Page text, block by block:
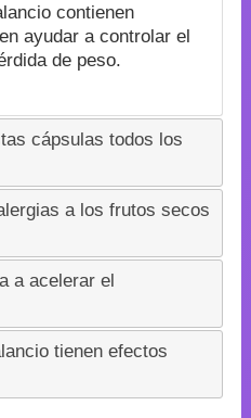
contienen
ayudar a controlar el
de peso.
cápsulas todos los
a los frutos secos
a acelerar el
tienen efectos